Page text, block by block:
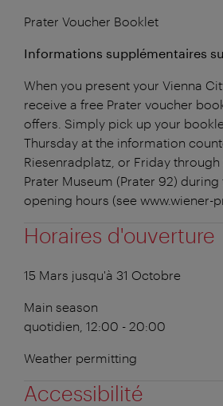
Prater Voucher Booklet
Informations supplémentaires
When you present your Vienna
receive a free Prater voucher
offers. Simply pick up your
Thursday at the information
Riesenradplatz, or Friday through
Prater Museum (Prater 92)
opening hours (see www.wiener-
Horaires d'ouverture
15 Mars jusqu'à 31 Octobre
Main season
quotidien, 12:00 - 20:00
Weather permitting
Accessibilité